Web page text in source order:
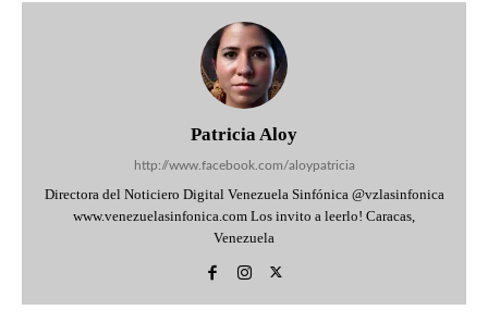
Patricia Aloy
http://www.facebook.com/aloypatricia
Directora del Noticiero Digital Venezuela Sinfónica @vzlasinfonica
www.venezuelasinfonica.com Los invito a leerlo! Caracas,
Venezuela